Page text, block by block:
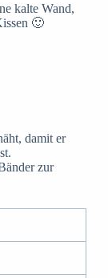
kalte Wand,
🙂
damit er
zur